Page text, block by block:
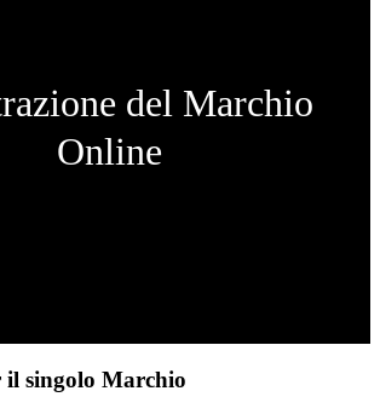
del Marchio
Online
il singolo Marchio